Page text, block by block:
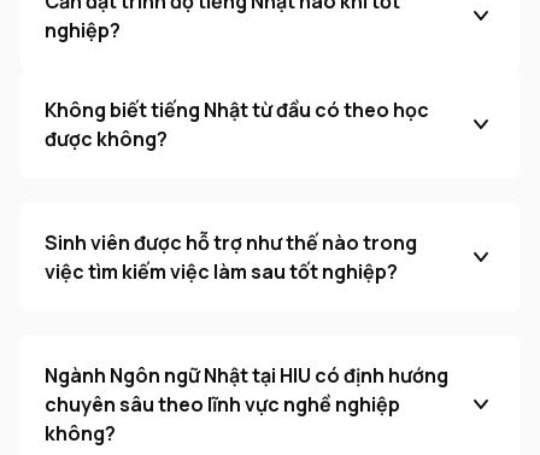
nghiệp?
Không biết tiếng Nhật từ đầu có theo học
được không?
Sinh viên được hỗ trợ như thế nào trong
việc tìm kiếm việc làm sau tốt nghiệp?
Ngành Ngôn ngữ Nhật tại HIU có định hướng
chuyên sâu theo lĩnh vực nghề nghiệp
không?